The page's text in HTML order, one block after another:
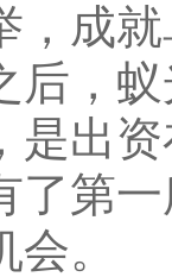
，成
，蚁
是出
了第
。